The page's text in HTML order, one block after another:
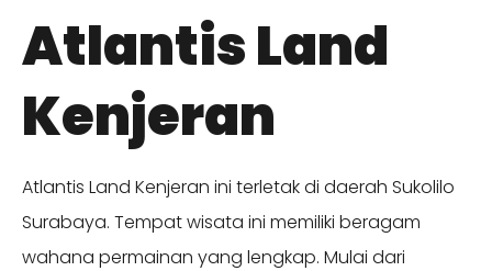
Atlantis Land
Kenjeran
Atlantis Land Kenjeran ini terletak di daerah Sukolilo
Surabaya. Tempat wisata ini memiliki beragam
wahana permainan yang lengkap. Mulai dari